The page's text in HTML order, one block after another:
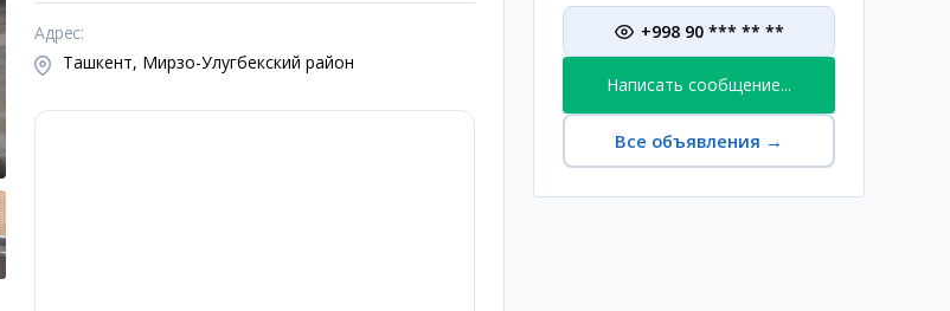
Адрес:
Ташкент, Мирзо-Улугбекский район
+998 90 *** ** **
Написать сообщение...
Все объявления →